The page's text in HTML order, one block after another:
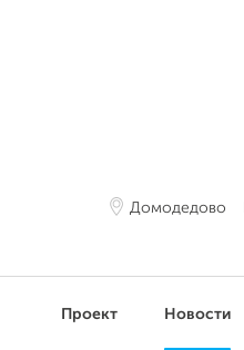
Домодедово
Проект Новости